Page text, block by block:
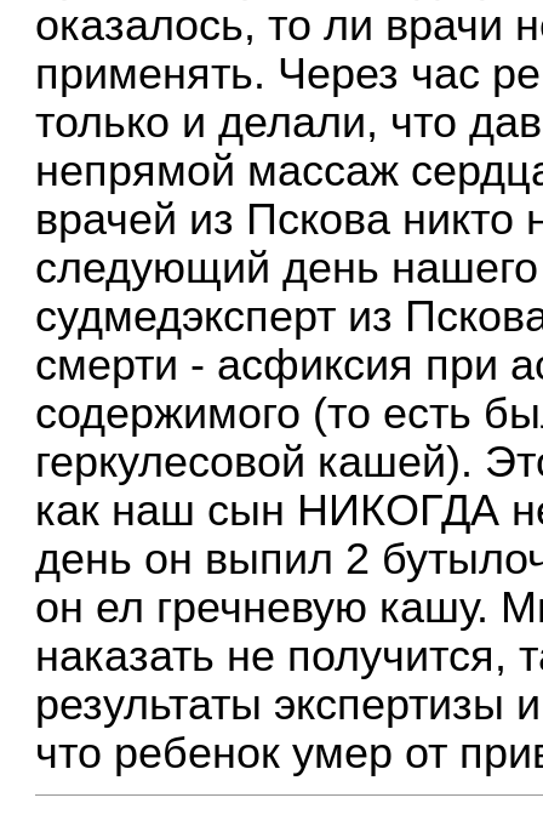
оказалось, то ли врачи
применять. Через час
только и делали, что
непрямой массаж
врачей из Пскова никто
следующий день
судмедэксперт из
смерти - асфиксия при
содержимого (то есть
геркулесовой кашей).
как наш сын НИКОГДА
день он выпил 2
он ел гречневую кашу.
наказать не получится,
результаты экспертизы
что ребенок умер от